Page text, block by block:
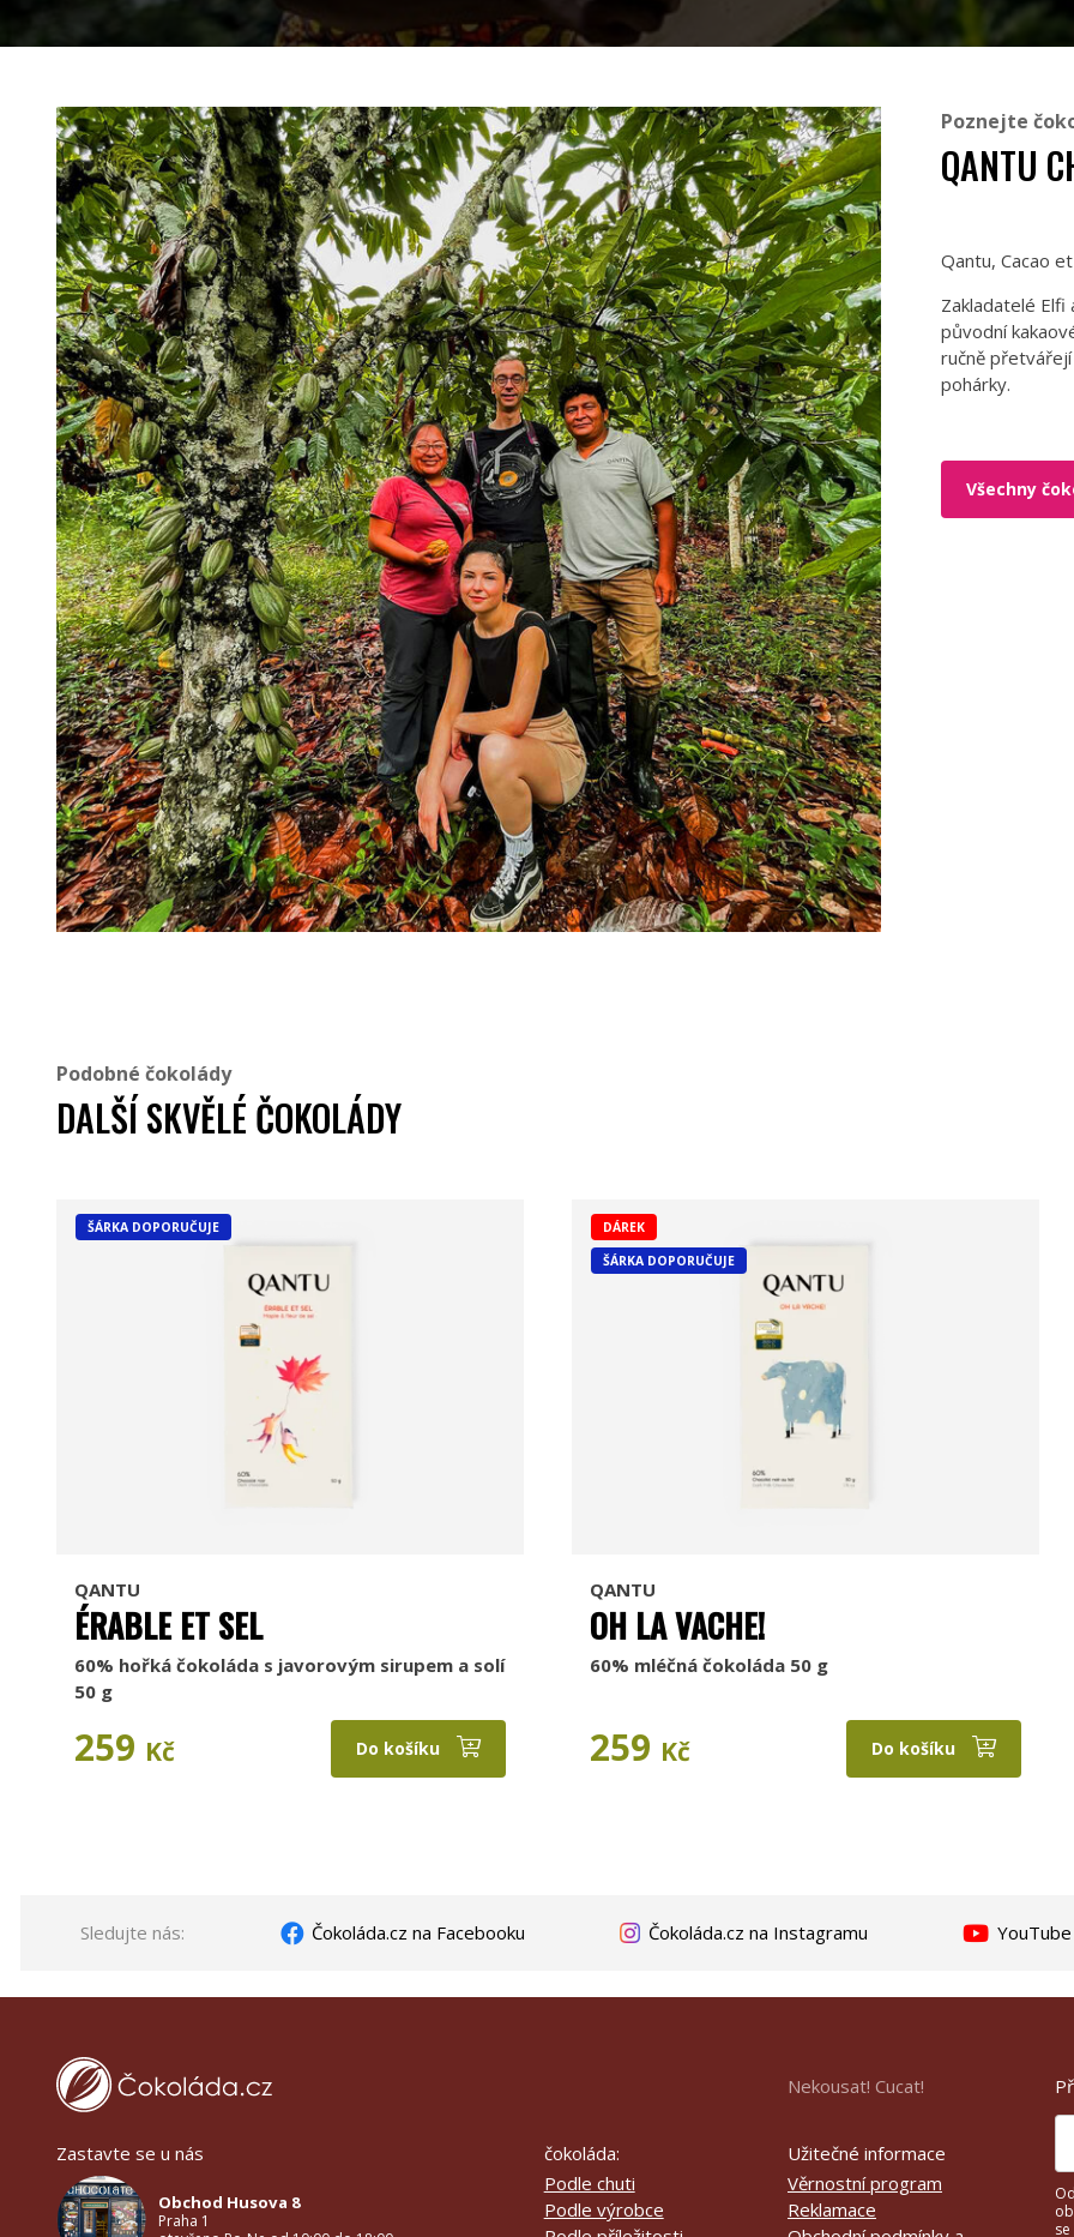
Poznejte
QANTU
Qantu, Cacao
Zakladatelé Elfi
původní
ručně
pohárky.
Všechny
Podobné čokolády
DALŠÍ SKVĚLÉ ČOKOLÁDY
ŠÁRKA DOPORUČUJE
QANTU
ÉRABLE ET SEL
60% hořká čokoláda s javorovým sirupem a solí
50 g
259 Kč Do košíku
DÁREK
ŠÁRKA DOPORUČUJE
QANTU
OH LA VACHE!
60% mléčná čokoláda 50 g
259 Kč Do košíku
Sledujte nás: Čokoláda.cz na Facebooku Čokoláda.cz na Instagramu
Zastavte se u nás
Obchod Husova 8
Praha 1
čokoláda:
Podle chuti
Podle výrobce
Nekousat! Cucat!
Užitečné informace
Věrnostní program
Reklamace